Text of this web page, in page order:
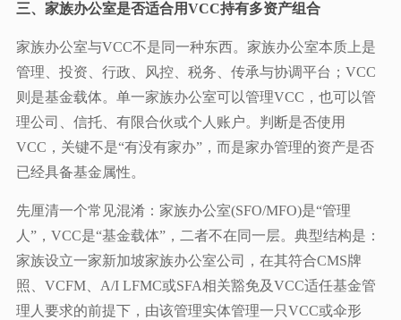
三、家族办公室是否适合用VCC持有多资产组合
家族办公室与VCC不是同一种东西。家族办公室本质上是
管理、投资、行政、风控、税务、传承与协调平台；VCC
则是基金载体。单一家族办公室可以管理VCC，也可以管
理公司、信托、有限合伙或个人账户。判断是否使用
VCC，关键不是“有没有家办”，而是家办管理的资产是否
已经具备基金属性。
先厘清一个常见混淆：家族办公室(SFO/MFO)是“管理
人”，VCC是“基金载体”，二者不在同一层。典型结构是：
家族设立一家新加坡家族办公室公司，在其符合CMS牌
照、VCFM、A/I LFMC或SFA相关豁免及VCC适任基金管
理人要求的前提下，由该管理实体管理一只VCC或伞形